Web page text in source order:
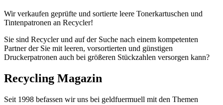
Wir verkaufen geprüfte und sortierte leere Tonerkartuschen und
Tintenpatronen an Recycler!
Sie sind Recycler und auf der Suche nach einem kompetenten
Partner der Sie mit leeren, vorsortierten und günstigen
Druckerpatronen auch bei größeren Stückzahlen versorgen kann?
Recycling Magazin
Seit 1998 befassen wir uns bei geldfuermuell mit den Themen